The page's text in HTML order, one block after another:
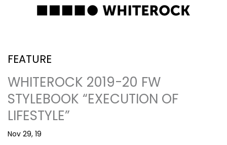
FEATURE
WHITEROCK 2019-20 FW
STYLEBOOK “EXECUTION OF
LIFESTYLE”
Nov 29, 19